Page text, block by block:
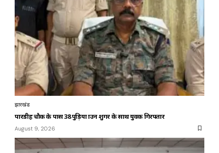
झारखंड
पारडीह चौक के पास 38 पुड़िया ब्राउन शुगर के साथ युवक गिरफ्तार
August 9, 2026